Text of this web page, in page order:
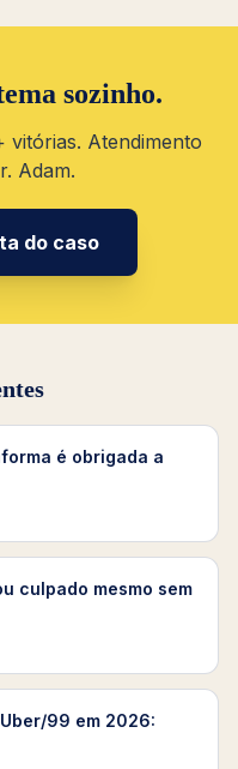
sozinho.
vitórias. Atendimento
Adam.
do caso
é obrigada a
culpado mesmo sem
99 em 2026: